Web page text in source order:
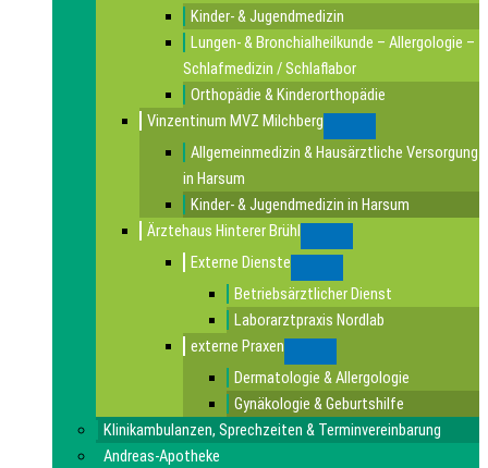
Kinder- & Jugendmedizin
Lungen- & Bronchialheilkunde – Allergologie –
Schlafmedizin / Schlaflabor
Orthopädie & Kinderorthopädie
Vinzentinum MVZ Milchberg
Allgemeinmedizin & Hausärztliche Versorgung
in Harsum
Kinder- & Jugendmedizin in Harsum
Ärztehaus Hinterer Brühl
Externe Dienste
Betriebsärztlicher Dienst
Laborarztpraxis Nordlab
externe Praxen
Dermatologie & Allergologie
Gynäkologie & Geburtshilfe
Klinikambulanzen, Sprechzeiten & Terminvereinbarung
Andreas-Apotheke